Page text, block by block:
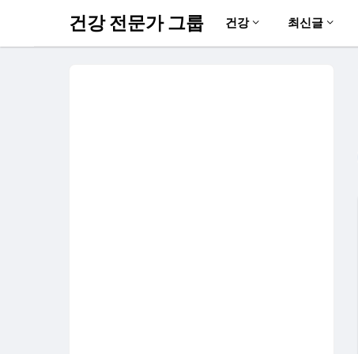
건강 전문가 그룹 건강 최신글